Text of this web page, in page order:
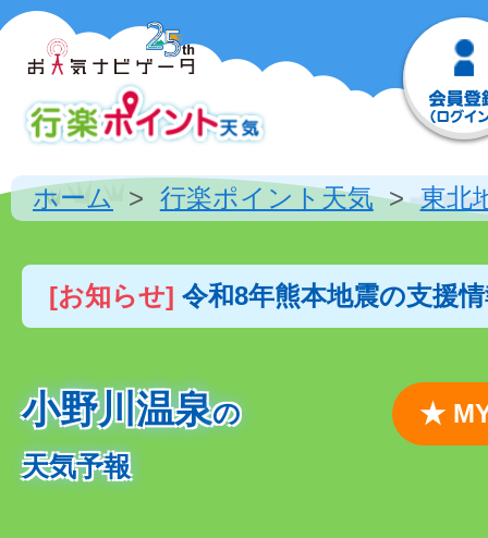
ホーム 行楽ポイント天気 東北
[お知らせ] 令和8年熊本地震の支援
小野川温泉の
天気予報
★